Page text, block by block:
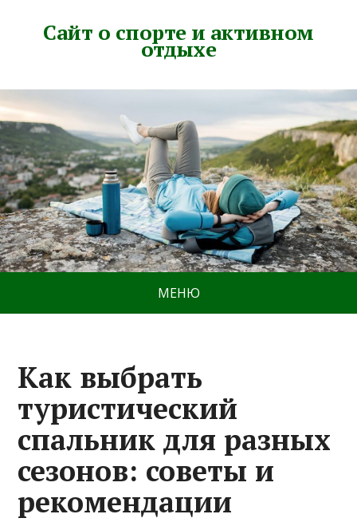
Сайт о спорте и активном
отдыхе
МЕНЮ
Как выбрать
туристический
спальник для разных
сезонов: советы и
рекомендации